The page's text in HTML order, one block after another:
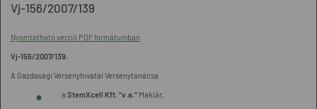
Vj-156/2007/139
Nyomtatható verzió PDF formátumban
Vj-156/2007/139.
A Gazdasági Versenyhivatal Versenytanácsa
a StemXcell Kft. "v.a." Maklár,